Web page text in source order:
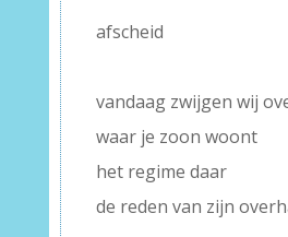
afscheid
vandaag zwijgen wij
waar je zoon woont
het regime daar
de reden van zijn